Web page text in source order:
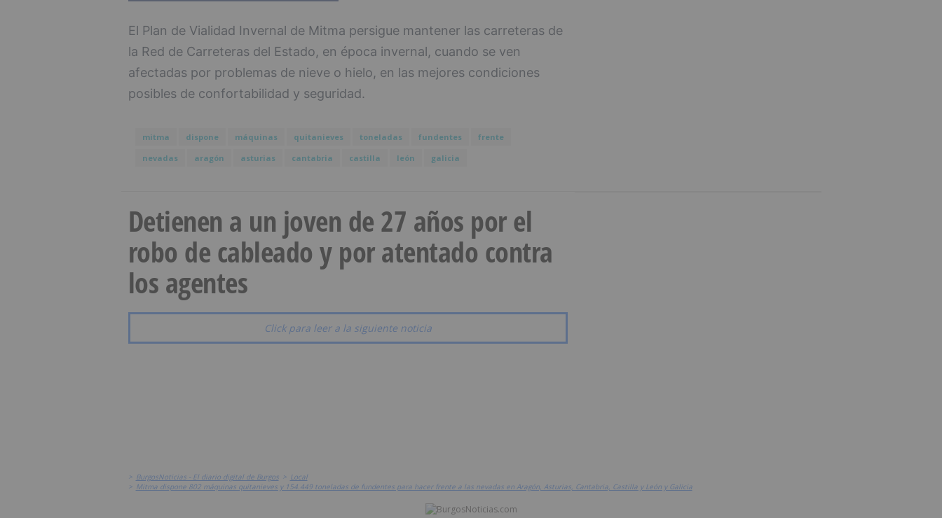
El Plan de Vialidad Invernal de Mitma persigue mantener las carreteras de
la Red de Carreteras del Estado, en época invernal, cuando se ven
afectadas por problemas de nieve o hielo, en las mejores condiciones
posibles de confortabilidad y seguridad.
mitma dispone máquinas quitanieves toneladas fundentes
frente
nevadas
aragón asturias cantabria castilla león galicia
Detienen a un joven de 27 años por el
robo de cableado y por atentado contra
los agentes
Click para leer a la siguiente noticia
> BurgosNoticias - El diario digital de Burgos > Local
> Mitma dispone 802 máquinas quitanieves y 154.449 toneladas de fundentes para hacer frente a las nevadas en Aragón, Asturias, Cantabria, Castilla y León y Galicia